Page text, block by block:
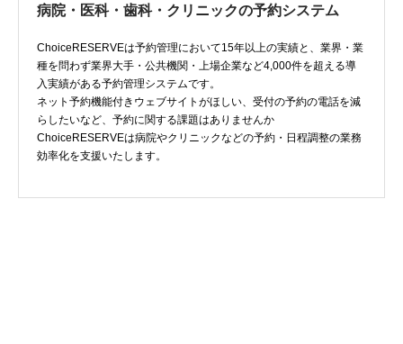
病院・医科・歯科・クリニックの予約システム
ChoiceRESERVEは予約管理において15年以上の実績と、業界・業
種を問わず業界大手・公共機関・上場企業など4,000件を超える導
入実績がある予約管理システムです。
ネット予約機能付きウェブサイトがほしい、受付の予約の電話を減
らしたいなど、予約に関する課題はありませんか
ChoiceRESERVEは病院やクリニックなどの予約・日程調整の業務
効率化を支援いたします。